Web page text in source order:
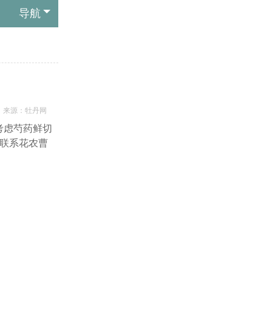
导航
来源：牡丹网
芍药鲜切
系花农曹